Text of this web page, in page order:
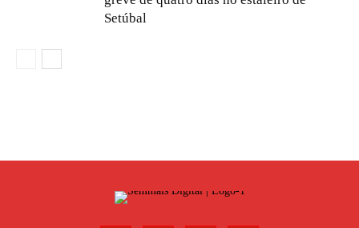
Setúbal